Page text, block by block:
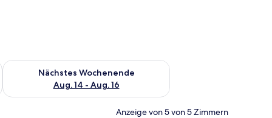
Aug. 7 - Aug. 9.
Nächstes Wochenende
Aug. 14 - Aug. 16
Überprüfe die Verfügbarkeit für nächstes Wochenende, Aug.
Anzeige von 5 von 5 Zimmern